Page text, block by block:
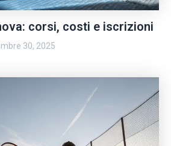
corsi, costi e iscrizioni
30, 2025